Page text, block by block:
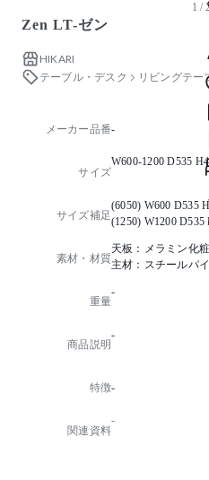
1 /
Zen LT-ゼン
HIKARI
テーブル・デスク
リビングテ
メーカー品番-
サイズ
W600-1200 D535
サイズ補足
(6050) W600 D535
(1250) W1200 D535
素材・材質
天板：メラミン化
主材：スチールパ
重量
-
商品説明
-
特徴-
関連資料
-